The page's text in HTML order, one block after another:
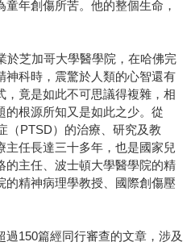
年創傷所苦。他的整個生命，
於芝加哥大學醫學院，在哈佛完
神科時，震驚於人類的心智還有
竟是如此不可思議得複雜，相
的根源所知又是如此之少。從
（PTSD）的治療、研究及教
任長達三十多年，也是國家兒
的主任、波士頓大學醫學院的精
精神病理學教授、國際創傷壓
150篇經同行審查的文章，涉及